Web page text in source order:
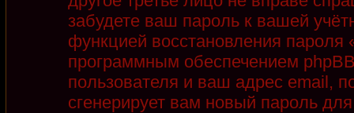
забудете ваш пароль к вашей
функцией восстановления
программным обеспечением
пользователя и ваш адрес email,
сгенерирует вам новый пароль